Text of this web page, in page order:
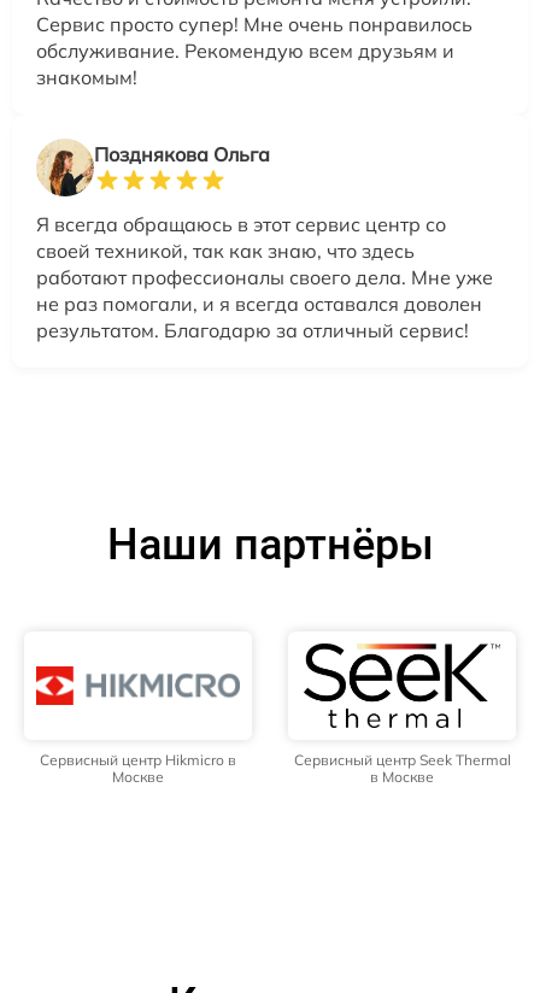
Сервис просто супер! Мне очень понравилось
обслуживание. Рекомендую всем друзьям и
знакомым!
Позднякова Ольга
Я всегда обращаюсь в этот сервис центр со
своей техникой, так как знаю, что здесь
работают профессионалы своего дела. Мне уже
не раз помогали, и я всегда оставался доволен
результатом. Благодарю за отличный сервис!
Наши партнёры
Сервисный центр Hikmicro в
Москве
Сервисный центр Seek Thermal
в Москве